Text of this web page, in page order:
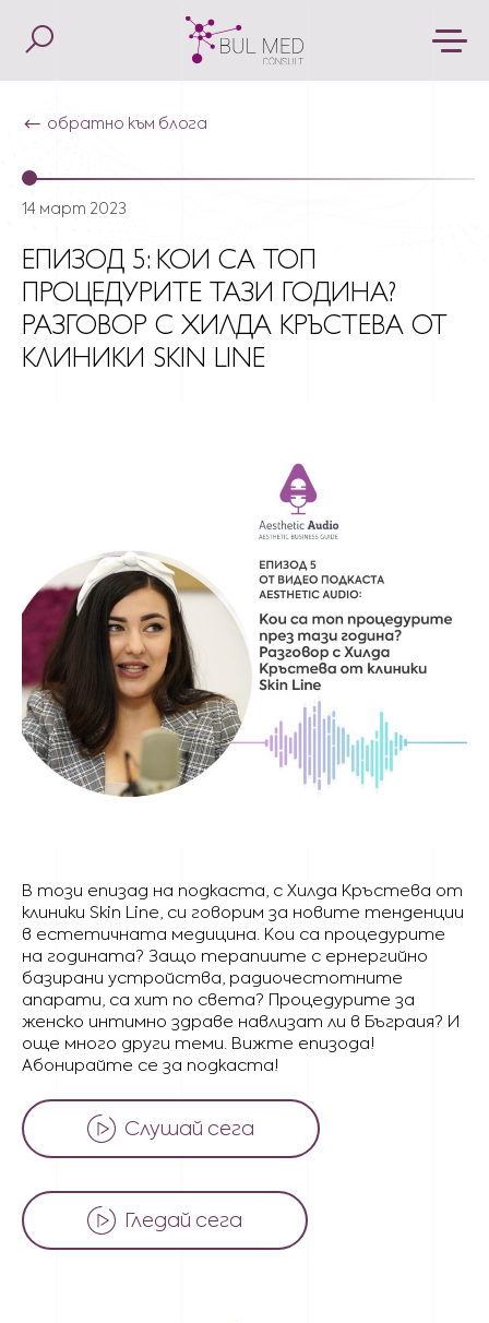
обратно към блога
14 март 2023
ЕПИЗОД 5: КОИ СА ТОП
ПРОЦЕДУРИТЕ ТАЗИ ГОДИНА?
РАЗГОВОР С ХИЛДА КРЪСТЕВА ОТ
КЛИНИКИ SKIN LINE
В този епизад на подкаста, с Хилда Кръстева от
клиники Skin Line, си говорим за новите тенденции
в естетичната медицина. Кои са процедурите
на годината? Защо терапиите с ернергийно
базирани устройства, радиочестотните
апарати, са хит по света? Процедурите за
женско интимно здраве навлизат ли в Бъграия? И
още много други теми. Вижте епизода!
Абонирайте се за подкаста!
Слушай сега
Гледай сега